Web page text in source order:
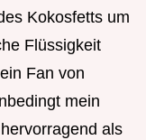
Kokosfetts um
Flüssigkeit
Fan von
mein
als